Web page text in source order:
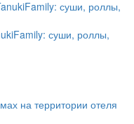
суши, роллы,